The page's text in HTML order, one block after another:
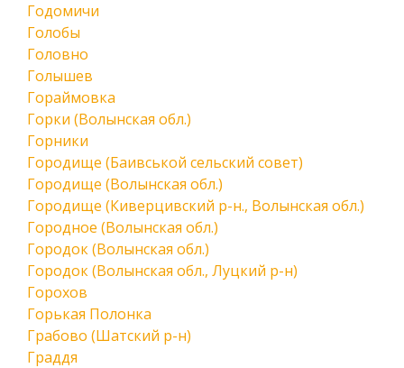
Годомичи
Голобы
Головно
Голышев
Гораймовка
Горки (Волынская обл.)
Горники
Городище (Баивськой сельский совет)
Городище (Волынская обл.)
Городище (Киверцивский р-н., Волынская обл.)
Городное (Волынская обл.)
Городок (Волынская обл.)
Городок (Волынская обл., Луцкий р-н)
Горохов
Горькая Полонка
Грабово (Шатский р-н)
Граддя